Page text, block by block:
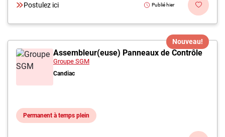
Postulez ici Publié hier
Nouveau!
Assembleur(euse) Panneaux de Contrôle
Groupe SGM
Candiac
Permanent à temps plein